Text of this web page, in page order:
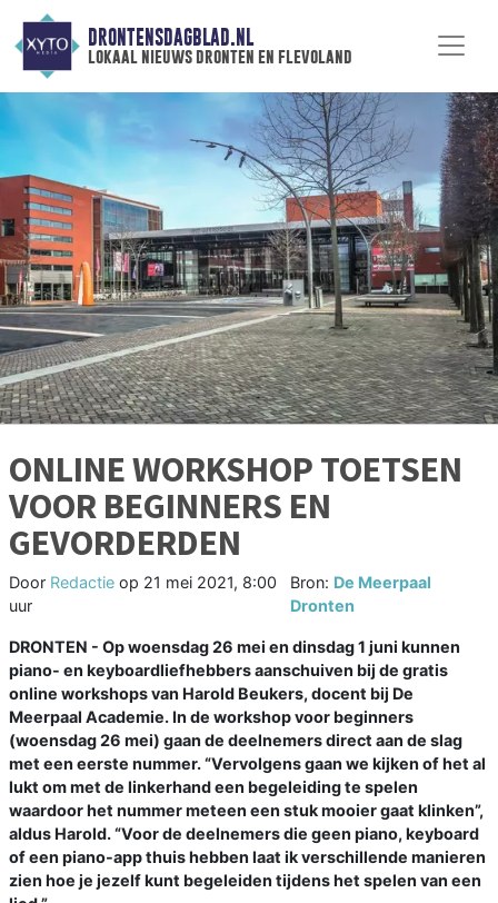
DRONTENSDAGBLAD.NL
lokaal nieuws dronten en flevoland
ONLINE WORKSHOP TOETSEN
VOOR BEGINNERS EN
GEVORDERDEN
Door Redactie op 21 mei 2021, 8:00
uur
Bron: De Meerpaal
Dronten
DRONTEN - Op woensdag 26 mei en dinsdag 1 juni kunnen
piano- en keyboardliefhebbers aanschuiven bij de gratis
online workshops van Harold Beukers, docent bij De
Meerpaal Academie. In de workshop voor beginners
(woensdag 26 mei) gaan de deelnemers direct aan de slag
met een eerste nummer. “Vervolgens gaan we kijken of het al
lukt om met de linkerhand een begeleiding te spelen
waardoor het nummer meteen een stuk mooier gaat klinken”,
aldus Harold. “Voor de deelnemers die geen piano, keyboard
of een piano-app thuis hebben laat ik verschillende manieren
zien hoe je jezelf kunt begeleiden tijdens het spelen van een